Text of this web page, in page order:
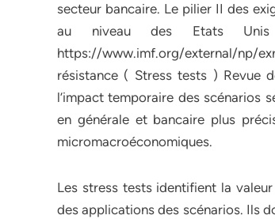
secteur bancaire. Le pilier II des
au niveau des Etats
https://www.imf.org/external/
résistance ( Stress tests ) Revue
l’impact temporaire des scénarios
en générale et bancaire plus
micromacroéconomiques.
Les stress tests identifient la
des applications des scénarios. Ils